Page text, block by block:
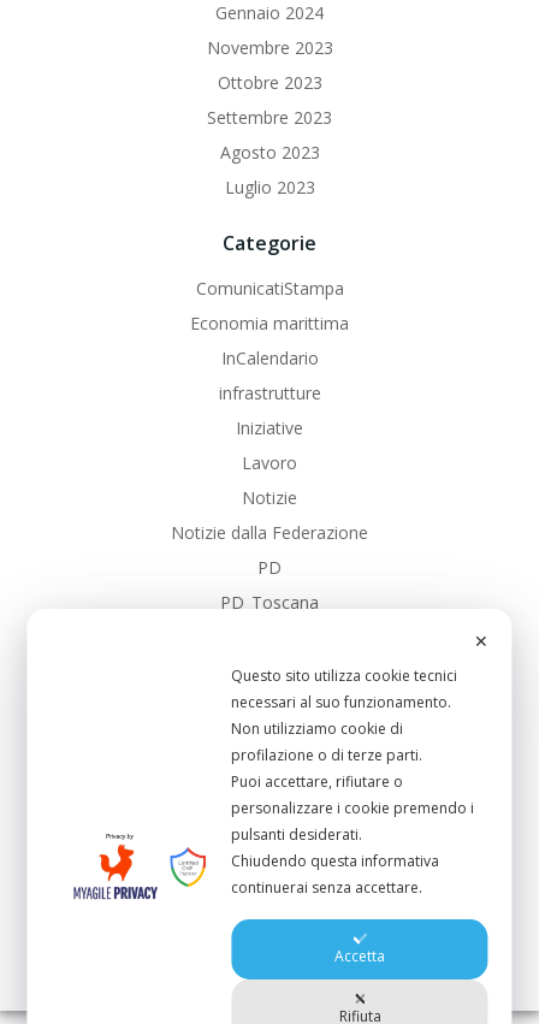
Gennaio 2024
Novembre 2023
Ottobre 2023
Settembre 2023
Agosto 2023
Luglio 2023
Categorie
ComunicatiStampa
Economia marittima
InCalendario
infrastrutture
Iniziative
Lavoro
Notizie
Notizie dalla Federazione
PD
PD_Toscana
Sanita
Scuola Pubblica
Sistema-Portuale
UC_Bibbona
UC_CastagnetoCcci
UC_Cecina
UC_Collesalvetti
UC_Livorno
UC_RosignanoMmo
✕
Questo sito utilizza cookie tecnici
necessari al suo funzionamento.
Non utilizziamo cookie di
profilazione o di terze parti.
Puoi accettare, rifiutare o
personalizzare i cookie premendo i
pulsanti desiderati.
Chiudendo questa informativa
continuerai senza accettare.
Accetta
Rifiuta